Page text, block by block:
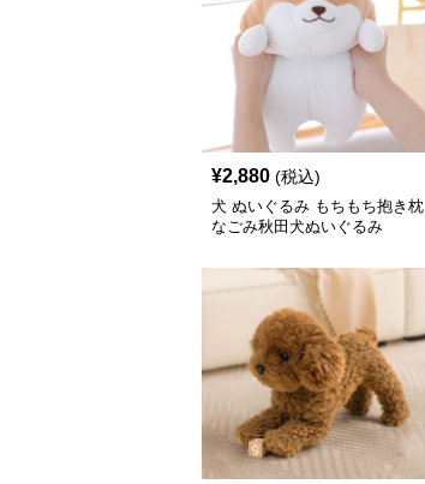
¥2,880 (税込)
犬 ぬいぐるみ もちもち抱き枕
なごみ秋田犬ぬいぐるみ